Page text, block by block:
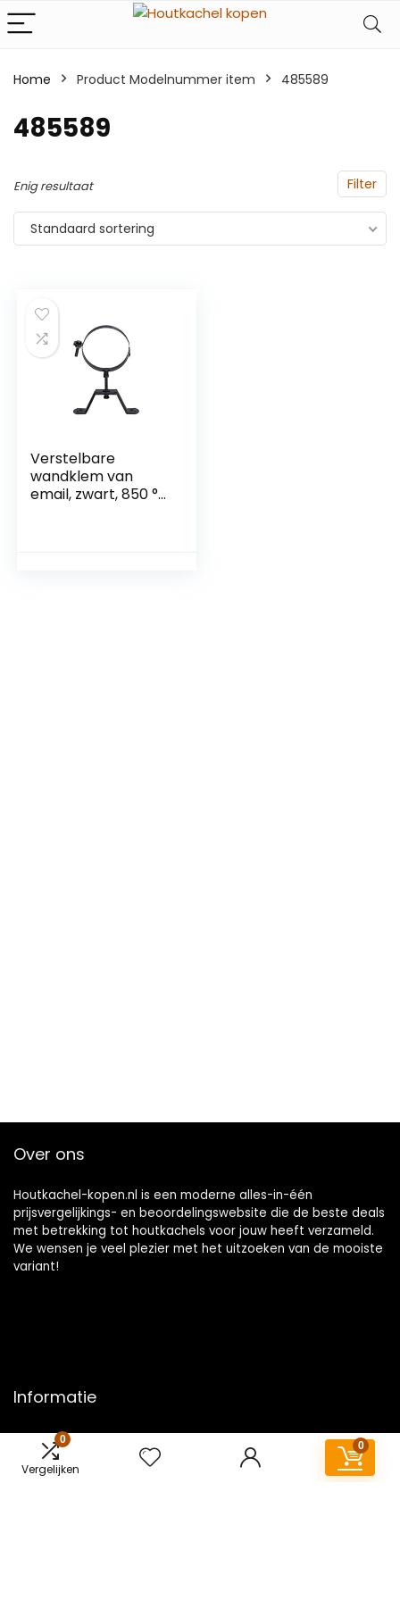
0
Vergelijken
0
Home Product Modelnummer item ‎485589
‎485589
Filter
Enig resultaat
Standaard sortering
Verstelbare
wandklem van
email, zwart, 850 °C
Over ons
Houtkachel-kopen.nl is een moderne alles-in-één
prijsvergelijkings- en beoordelingswebsite die de beste deals
met betrekking tot houtkachels voor jouw heeft verzameld.
We wensen je veel plezier met het uitzoeken van de mooiste
variant!
Informatie
Contact
Klantenservice